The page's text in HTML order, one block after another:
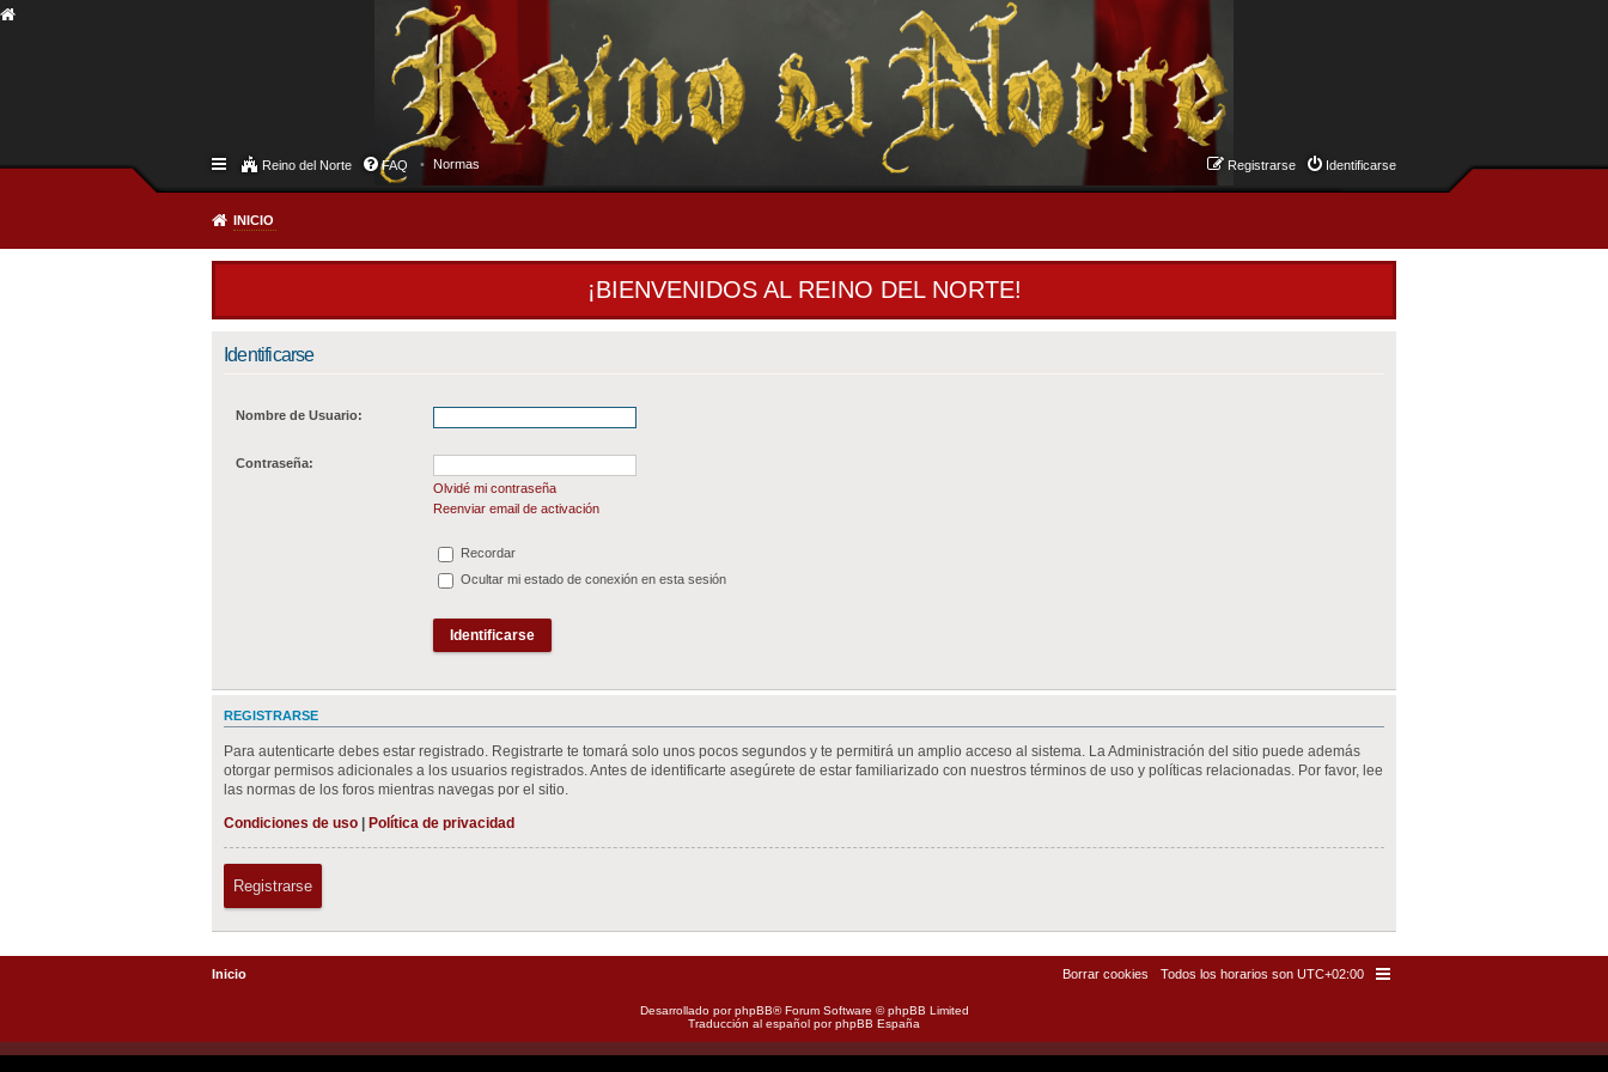
Reino del Norte FAQ Normas Identificarse
Registrarse
INICIO
¡BIENVENIDOS AL REINO DEL NORTE!
Identificarse
Nombre de Usuario:
Contraseña:
Olvidé mi contraseña
Reenviar email de activación
Recordar
Ocultar mi estado de conexión en esta sesión
REGISTRARSE
Para autenticarte debes estar registrado. Registrarte te tomará solo unos pocos segundos y te permitirá un amplio acceso al sistema. La Administración del sitio puede además
otorgar permisos adicionales a los usuarios registrados. Antes de identificarte asegúrete de estar familiarizado con nuestros términos de uso y políticas relacionadas. Por favor, lee
las normas de los foros mientras navegas por el sitio.
Condiciones de uso
Política de privacidad
Registrarse
Inicio Todos los horarios son UTC+02:00
Borrar cookies
Desarrollado porphpBB® Forum Software © phpBB Limited
Traducción al español porphpBB España